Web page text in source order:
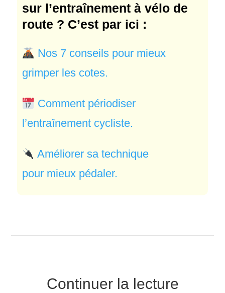
sur l’entraînement à vélo de
route ? C’est par ici :
Nos 7 conseils pour mieux
grimper les cotes.
Comment périodiser
l’entraînement cycliste.
Améliorer sa technique
pourmieux pédaler.
Continuer la lecture